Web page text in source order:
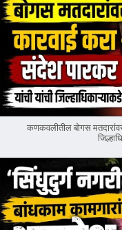
कणकवलीतील बोगस